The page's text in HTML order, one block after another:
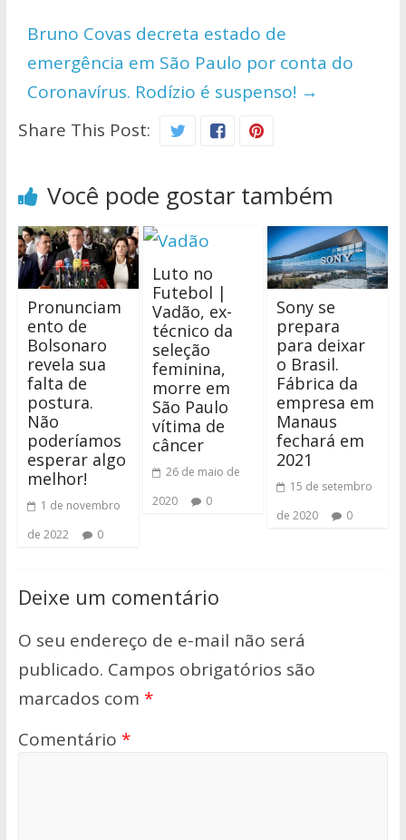
Bruno Covas decreta estado de
emergência em São Paulo por conta do
Coronavírus. Rodízio é suspenso! →
Share This Post:
Você pode gostar também
Pronunciam
ento de
Bolsonaro
revela sua
falta de
postura.
Não
poderíamos
esperar algo
melhor!
1 de novembro
de 2022
0
Luto no
Futebol |
Vadão, ex-
técnico da
seleção
feminina,
morre em
São Paulo
vítima de
câncer
26 de maio de
2020
0
Sony se
prepara
para deixar
o Brasil.
Fábrica da
empresa em
Manaus
fechará em
2021
15 de setembro
de 2020
0
Deixe um comentário
O seu endereço de e-mail não será
publicado. Campos obrigatórios são
marcados com *
Comentário *